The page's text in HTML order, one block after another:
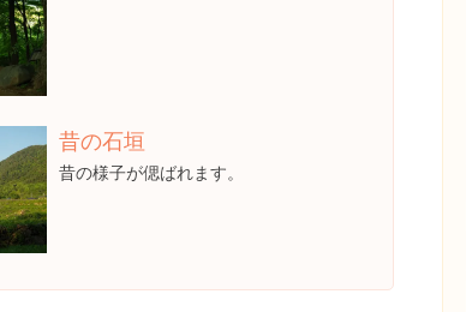
昔の石垣
昔の様子が偲ばれます。